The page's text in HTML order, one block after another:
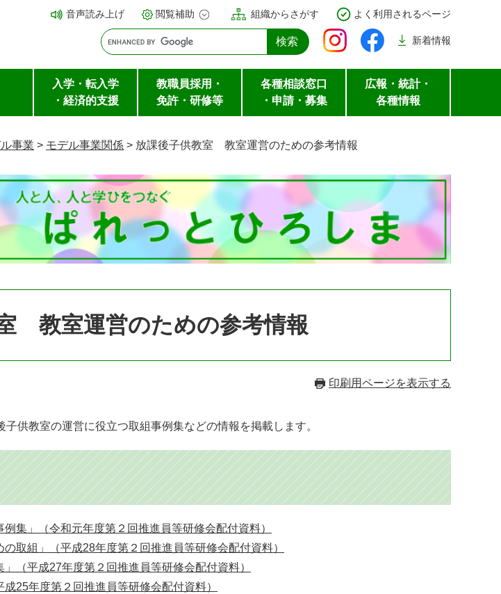
音声読み上げ 閲覧補助 組織からさがす よく利用されるページ
新着情報
入学・転入学
・経済的支援
教職員採用・
免許・研修等
各種相談窓口
・申請・募集
広報・統計・
各種情報
事業 > モデル事業関係 > 放課後子供教室 教室運営のための参考情報
教室運営のための参考情報
印刷用ページを表示する
供教室の運営に役立つ取組事例集などの情報を掲載します。
集」（令和元年度第２回推進員等研修会配付資料）
の取組」（平成28年度第２回推進員等研修会配付資料）
（平成27年度第２回推進員等研修会配付資料）
成25年度第２回推進員等研修会配付資料）